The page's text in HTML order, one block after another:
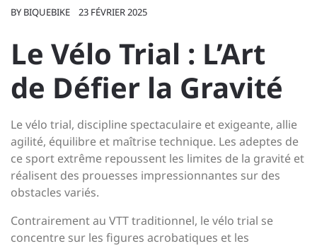
BY BIQUEBIKE 23 FÉVRIER 2025
Le Vélo Trial : L’Art
de Défier la Gravité
Le vélo trial, discipline spectaculaire et exigeante, allie
agilité, équilibre et maîtrise technique. Les adeptes de
ce sport extrême repoussent les limites de la gravité et
réalisent des prouesses impressionnantes sur des
obstacles variés.
Contrairement au VTT traditionnel, le vélo trial se
concentre sur les figures acrobatiques et les